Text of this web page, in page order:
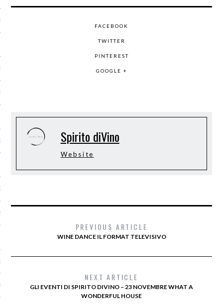
2016
2016
2016
2016
2016
2015
FACEBOOK
TWITTER
PINTEREST
GOOGLE +
Spirito diVino
Website
PREVIOUS ARTICLE
WINE DANCE IL FORMAT TELEVISIVO
NEXT ARTICLE
GLI EVENTI DI SPIRITO DIVINO – 23 NOVEMBRE WHAT A
WONDERFUL HOUSE